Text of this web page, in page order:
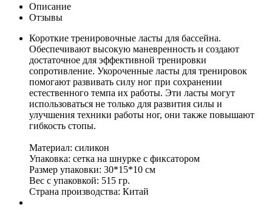
Описание
Отзывы
Короткие тренировочные ласты для бассейна.
Обеспечивают высокую маневренность и создают
достаточное для эффективной тренировки
сопротивление. Укороченные ласты для тренировок
помогают развивать силу ног при сохранении
естественного темпа их работы. Эти ласты могут
использоваться не только для развития силы и
улучшения техники работы ног, они также повышают
гибкость стопы.
Материал: силикон
Упаковка: сетка на шнурке с фиксатором
Размер упаковки: 30*15*10 см
Вес с упаковкой: 515 гр.
Страна производства: Китай